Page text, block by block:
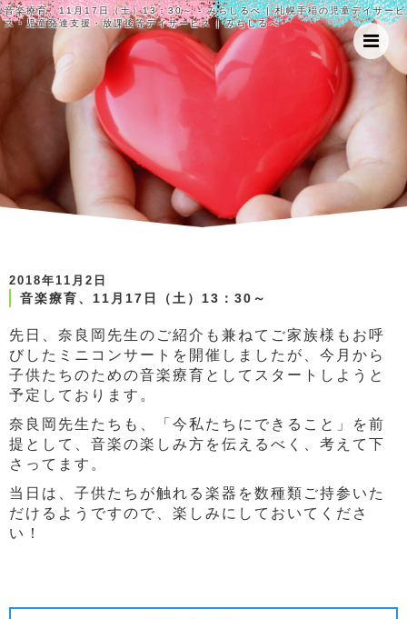
音楽療育、11月17日（土）13：30～ - みちしるべ | 札幌手稲の児童デイサービ
ス・児童発達支援・放課後等デイサービス | みちしるべ
2018年11月2日
音楽療育、11月17日（土）13：30～
先日、奈良岡先生のご紹介も兼ねてご家族様もお呼
びしたミニコンサートを開催しましたが、今月から
子供たちのための音楽療育としてスタートしようと
予定しております。
奈良岡先生たちも、「今私たちにできること」を前
提として、音楽の楽しみ方を伝えるべく、考えて下
さってます。
当日は、子供たちが触れる楽器を数種類ご持参いた
だけるようですので、楽しみにしておいてくださ
い！